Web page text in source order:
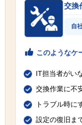
交換
自
このようなケ
IT担当者がい
交換作業に不
トラブル時に
設定の復旧ま